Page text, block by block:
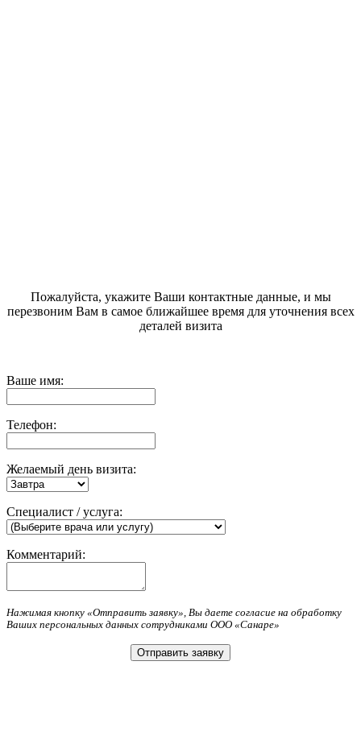
Пожалуйста, укажите Ваши контактные данные, и мы
перезвоним Вам в самое ближайшее время для уточнения всех
деталей визита
Ваше имя:
Телефон:
Желаемый день визита:
Специалист / услуга:
Комментарий:
Нажимая кнопку «Отправить заявку», Вы даете согласие на обработку
Ваших персональных данных сотрудниками ООО «Санаре»